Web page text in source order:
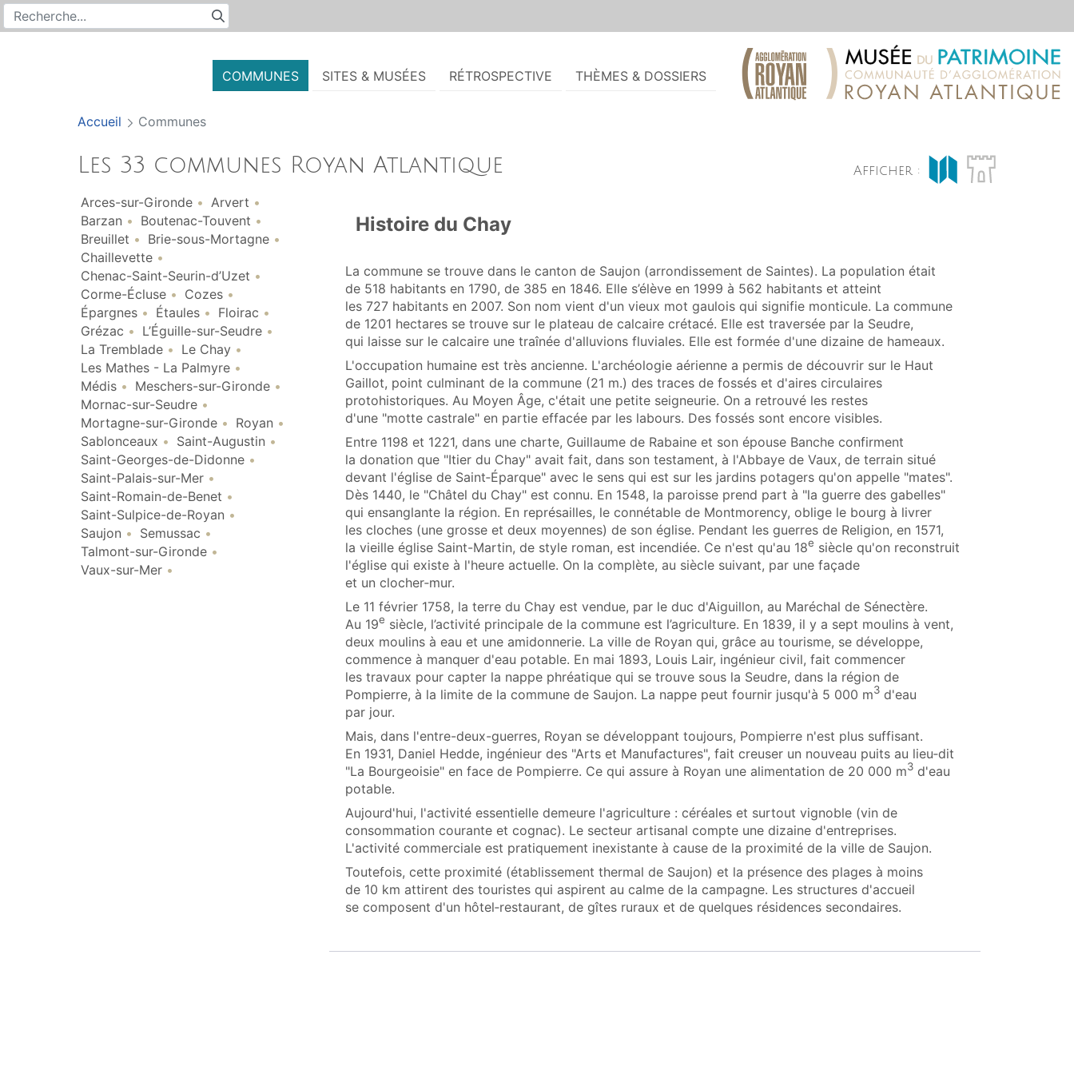
Recherche sur le site
Rechercher
COMMUNES SITES & MUSÉES RÉTROSPECTIVE THÈMES & DOSSIERS
Accueil Communes
Afficher :
Les 33 communes Royan Atlantique
Arces-sur-Gironde
Arvert
Barzan
Boutenac-Touvent
Breuillet
Brie-sous-Mortagne
Chaillevette
Chenac-Saint-Seurin-d’Uzet
Corme-Écluse
Cozes
Épargnes
Étaules
Floirac
Grézac
L’Éguille-sur-Seudre
La Tremblade
Le Chay
Les Mathes - La Palmyre
Médis
Meschers-sur-Gironde
Mornac-sur-Seudre
Mortagne-sur-Gironde
Royan
Sablonceaux
Saint-Augustin
Saint-Georges-de-Didonne
Saint-Palais-sur-Mer
Saint-Romain-de-Benet
Saint-Sulpice-de-Royan
Saujon
Semussac
Talmont-sur-Gironde
Vaux-sur-Mer
Histoire du Chay
La commune se trouve dans le canton de Saujon (arrondissement de Saintes). La population était
de 518 habitants en 1790, de 385 en 1846. Elle s’élève en 1999 à 562 habitants et atteint
les 727 habitants en 2007. Son nom vient d'un vieux mot gaulois qui signifie monticule. La commune
de 1201 hectares se trouve sur le plateau de calcaire crétacé. Elle est traversée par la Seudre,
qui laisse sur le calcaire une traînée d'alluvions fluviales. Elle est formée d'une dizaine de hameaux.
L'occupation humaine est très ancienne. L'archéologie aérienne a permis de découvrir sur le Haut
Gaillot, point culminant de la commune (21 m.) des traces de fossés et d'aires circulaires
protohistoriques. Au Moyen Âge, c'était une petite seigneurie. On a retrouvé les restes
d'une "motte castrale" en partie effacée par les labours. Des fossés sont encore visibles.
Entre 1198 et 1221, dans une charte, Guillaume de Rabaine et son épouse Banche confirment
la donation que "Itier du Chay" avait fait, dans son testament, à l'Abbaye de Vaux, de terrain situé
devant l'église de Saint‑Éparque" avec le sens qui est sur les jardins potagers qu'on appelle "mates".
Dès 1440, le "Châtel du Chay" est connu. En 1548, la paroisse prend part à "la guerre des gabelles"
qui ensanglante la région. En représailles, le connétable de Montmorency, oblige le bourg à livrer
les cloches (une grosse et deux moyennes) de son église. Pendant les guerres de Religion, en 1571,
la vieille église Saint-Martin, de style roman, est incendiée. Ce n'est qu'au 18e siècle qu'on reconstruit
l'église qui existe à l'heure actuelle. On la complète, au siècle suivant, par une façade
et un clocher‑mur.
Le 11 février 1758, la terre du Chay est vendue, par le duc d'Aiguillon, au Maréchal de Sénectère.
Au 19e siècle, l’activité principale de la commune est l’agriculture. En 1839, il y a sept moulins à vent,
deux moulins à eau et une amidonnerie. La ville de Royan qui, grâce au tourisme, se développe,
commence à manquer d'eau potable. En mai 1893, Louis Lair, ingénieur civil, fait commencer
les travaux pour capter la nappe phréatique qui se trouve sous la Seudre, dans la région de
Pompierre, à la limite de la commune de Saujon. La nappe peut fournir jusqu'à 5 000 m3 d'eau
par jour.
Mais, dans l'entre-deux-guerres, Royan se développant toujours, Pompierre n'est plus suffisant.
En 1931, Daniel Hedde, ingénieur des "Arts et Manufactures", fait creuser un nouveau puits au lieu‑dit
"La Bourgeoisie" en face de Pompierre. Ce qui assure à Royan une alimentation de 20 000 m3 d'eau
potable.
Aujourd'hui, l'activité essentielle demeure l'agriculture : céréales et surtout vignoble (vin de
consommation courante et cognac). Le secteur artisanal compte une dizaine d'entreprises.
L'activité commerciale est pratiquement inexistante à cause de la proximité de la ville de Saujon.
Toutefois, cette proximité (établissement thermal de Saujon) et la présence des plages à moins
de 10 km attirent des touristes qui aspirent au calme de la campagne. Les structures d'accueil
se composent d'un hôtel‑restaurant, de gîtes ruraux et de quelques résidences secondaires.